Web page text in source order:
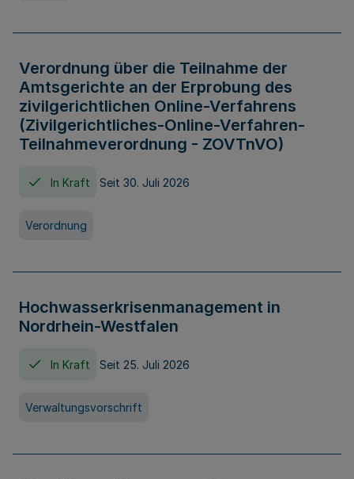
Verordnung über die Teilnahme der
Amtsgerichte an der Erprobung des
zivilgerichtlichen Online-Verfahrens
(Zivilgerichtliches-Online-Verfahren-
Teilnahmeverordnung - ZOVTnVO)
In Kraft Seit 30. Juli 2026
Verordnung
Hochwasserkrisenmanagement in
Nordrhein-Westfalen
In Kraft Seit 25. Juli 2026
Verwaltungsvorschrift